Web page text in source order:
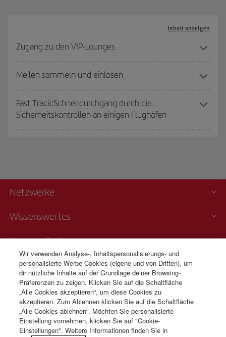
Inhalt anzeigen
Zugang zu den VIP-Lounges
Meilen sammeln und einlösen
Fast Track:Schnelldurchgang durch die
Sicherheitskontrollen an einigen Flughäfen
Netzwerke
Wissenswertes
Kommunikation
Transparenz
Telefonverkauf
+43 01 79 56 77 22
Montag bis Sonntag 09:00 - 20:00 Uhr (Deutsch). Montag bis
Sonntag 00:00 - 24:00 Uhr (Englisch und Spanisch).
Wir verwenden Analyse-, Inhaltspersonalisierungs- und
personalisierte Werbe-Cookies (eigene und von Dritten), um
dir nützliche Inhalte auf der Grundlage deiner Browsing-
Präferenzen zu zeigen. Klicken Sie auf die Schaltfläche
„Alle Cookies akzeptieren“, um diese Cookies zu
akzeptieren. Zum Ablehnen klicken Sie auf die Schaltfläche
„Alle Cookies ablehnen“. Möchten Sie personalisierte
Einstellung vornehmen, klicken Sie auf "Cookie-
Einstellungen". Weitere Informationen finden Sie in